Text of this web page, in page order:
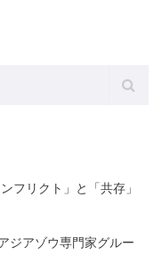
フリクト」と「共存」
ジアゾウ専門家グルー